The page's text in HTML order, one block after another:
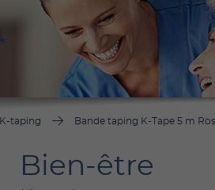
K-taping Bande taping K-Tape 5 m
Bien-être